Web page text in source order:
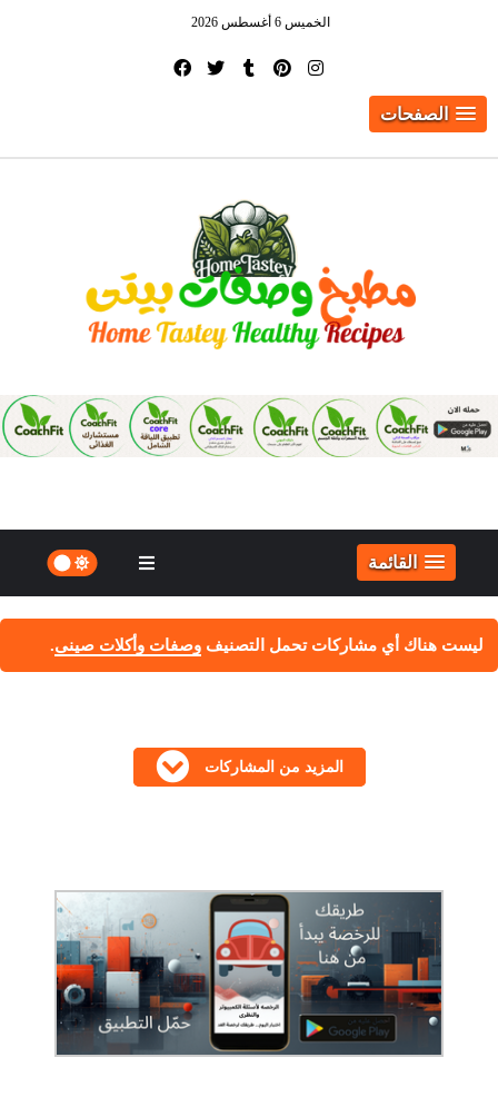
الخميس 6 أغسطس 2026
الصفحات
القائمة
‏ليست هناك أي مشاركات تحمل التصنيف وصفات وأكلات صينى.
المزيد من المشاركات